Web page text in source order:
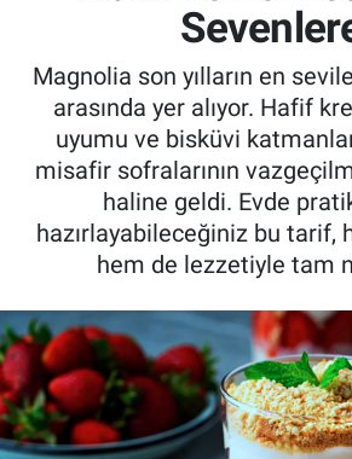
Magnolia son yılların en
arasında yer alıyor. Hafif
uyumu ve bisküvi
misafir sofralarının
haline geldi. Evde
hazırlayabileceğiniz bu tarif,
hem de lezzetiyle tam
İnanç
Kadın & Aile
Kültür & Sanat
Sağlık
Siyaset
Teknoloji
Yazarlar